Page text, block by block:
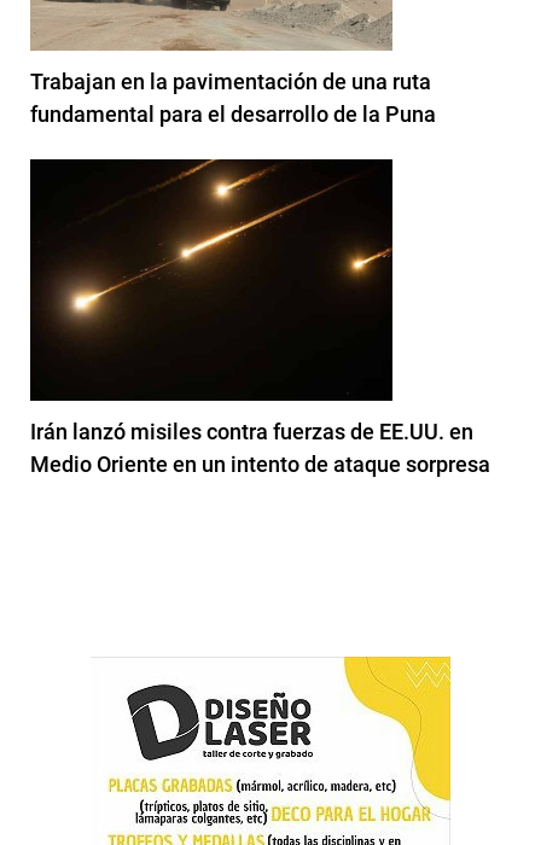
Trabajan en la pavimentación de una ruta
fundamental para el desarrollo de la Puna
Irán lanzó misiles contra fuerzas de EE.UU. en
Medio Oriente en un intento de ataque sorpresa